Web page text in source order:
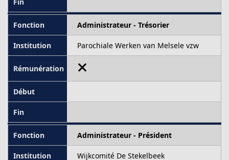
Administrateur - Trésorier
Parochiale Werken van Melsele vzw
Administrateur - Président
Wijkcomité De Stekelbeek